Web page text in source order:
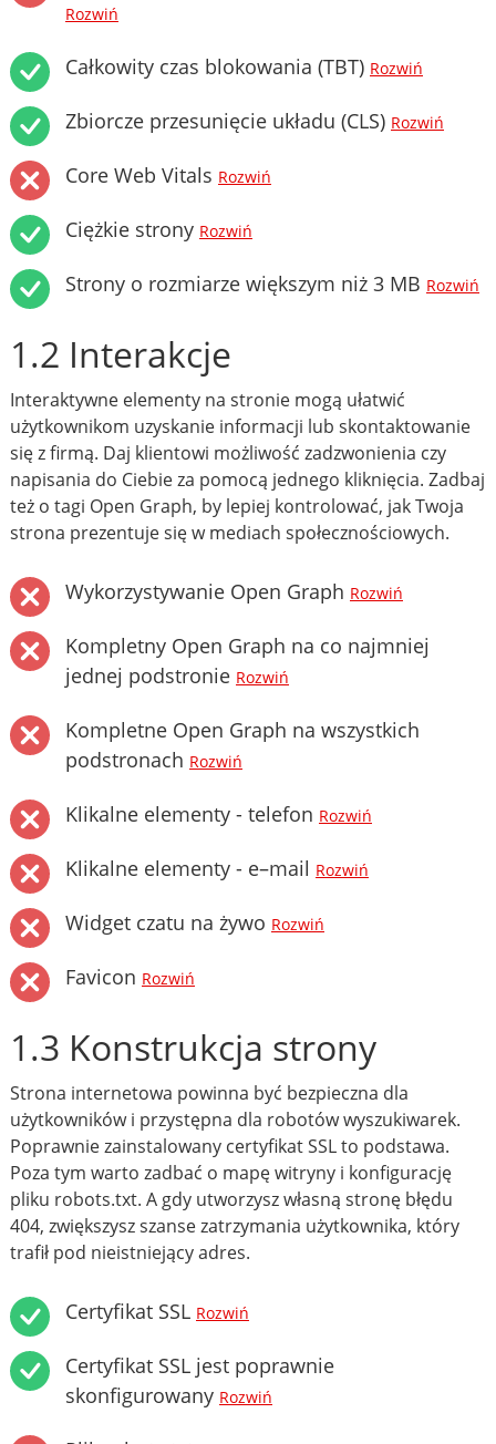
Rozwiń
Całkowity czas blokowania (TBT) Rozwiń
Zbiorcze przesunięcie układu (CLS) Rozwiń
Core Web Vitals Rozwiń
Ciężkie strony Rozwiń
Strony o rozmiarze większym niż 3 MB Rozwiń
1.2 Interakcje
Interaktywne elementy na stronie mogą ułatwić
użytkownikom uzyskanie informacji lub skontaktowanie
się z firmą. Daj klientowi możliwość zadzwonienia czy
napisania do Ciebie za pomocą jednego kliknięcia. Zadbaj
też o tagi Open Graph, by lepiej kontrolować, jak Twoja
strona prezentuje się w mediach społecznościowych.
Wykorzystywanie Open Graph Rozwiń
Kompletny Open Graph na co najmniej
jednej podstronie Rozwiń
Kompletne Open Graph na wszystkich
podstronach Rozwiń
Klikalne elementy - telefon Rozwiń
Klikalne elementy - e–mail Rozwiń
Widget czatu na żywo Rozwiń
Favicon Rozwiń
1.3 Konstrukcja strony
Strona internetowa powinna być bezpieczna dla
użytkowników i przystępna dla robotów wyszukiwarek.
Poprawnie zainstalowany certyfikat SSL to podstawa.
Poza tym warto zadbać o mapę witryny i konfigurację
pliku robots.txt. A gdy utworzysz własną stronę błędu
404, zwiększysz szanse zatrzymania użytkownika, który
trafił pod nieistniejący adres.
Certyfikat SSL Rozwiń
Certyfikat SSL jest poprawnie
skonfigurowany Rozwiń